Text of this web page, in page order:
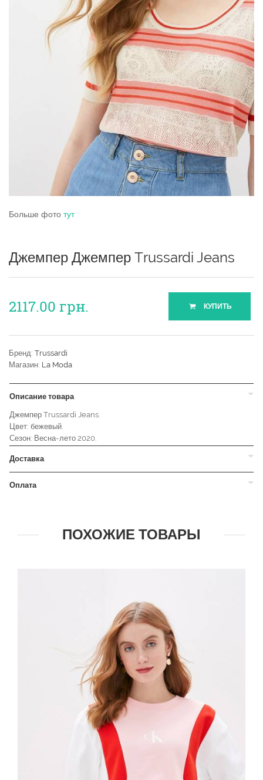
Больше фото тут
Джемпер Джемпер Trussardi Jeans
2117.00 грн. КУПИТЬ
Бренд: Trussardi
Магазин: La Moda
Описание товара
Джемпер Trussardi Jeans.
Цвет: бежевый.
Сезон: Весна-лето 2020.
Доставка
Оплата
ПОХОЖИЕ ТОВАРЫ